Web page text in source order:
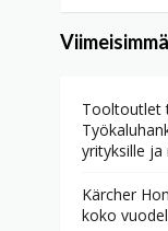
Tooltoutlet
yrityksille
Kärcher
koko